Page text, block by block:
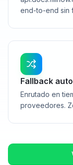
end-to-end sin
Fallback
Enrutado en
proveedores.